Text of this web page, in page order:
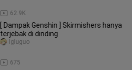
62.9K
[ Dampak Genshin ] Skirmishers hanya
terjebak di dinding
675
lgluguo